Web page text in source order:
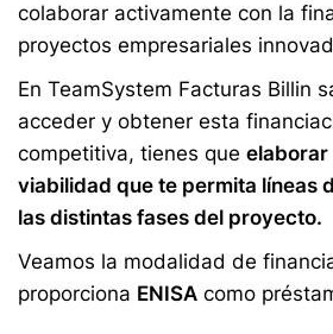
colaborar activamente con la
proyectos empresariales
En TeamSystem Facturas Billin
acceder y obtener esta
competitiva, tienes que elaborar
viabilidad que te permita líneas
las distintas fases del proyecto.
Veamos la modalidad de
proporciona ENISA como